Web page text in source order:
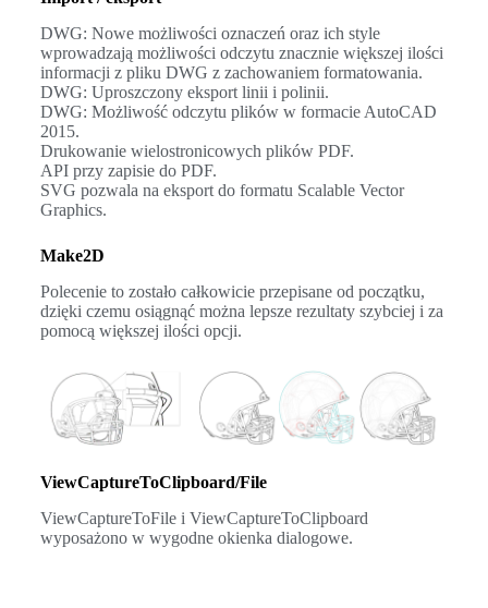
DWG: Nowe możliwości oznaczeń oraz ich style
wprowadzają możliwości odczytu znacznie większej ilości
informacji z pliku DWG z zachowaniem formatowania.
DWG: Uproszczony eksport linii i polinii.
DWG: Możliwość odczytu plików w formacie AutoCAD
2015.
Drukowanie wielostronicowych plików PDF.
API przy zapisie do PDF.
SVG pozwala na eksport do formatu Scalable Vector
Graphics.
Make2D
Polecenie to zostało całkowicie przepisane od początku,
dzięki czemu osiągnąć można lepsze rezultaty szybciej i za
pomocą większej ilości opcji.
ViewCaptureToClipboard/File
ViewCaptureToFile i ViewCaptureToClipboard
wyposażono w wygodne okienka dialogowe.